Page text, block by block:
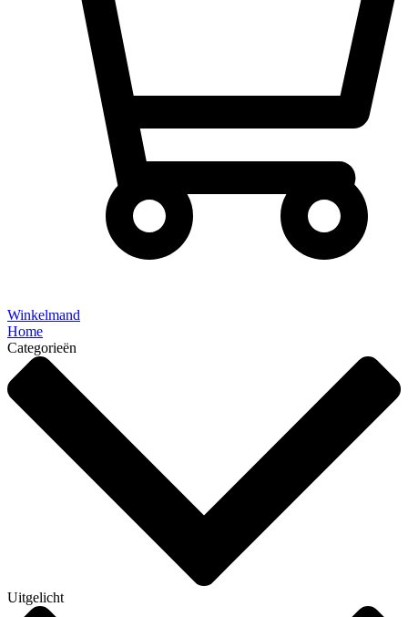
Winkelmand
Home
Categorieën
Uitgelicht